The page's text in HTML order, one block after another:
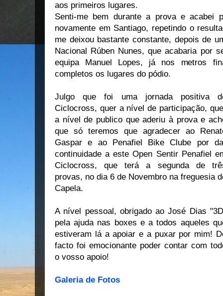
aos primeiros lugares.
Senti-me bem durante a prova e acabei
novamente em Santiago, repetindo o
me deixou bastante constante, depois de
Nacional Rúben Nunes, que acabaria por
equipa Manuel Lopes, já nos metros
completos os lugares do pódio.
Julgo que foi uma jornada positiva
Ciclocross, quer a nível de participação,
a nível de publico que aderiu à prova e
que só teremos que agradecer ao
Gaspar e ao Penafiel Bike Clube por
continuidade a este Open Sentir Penafiel
Ciclocross, que terá a segunda de
provas, no dia 6 de Novembro na freguesia
Capela.
A nível pessoal, obrigado ao José Dias
pela ajuda nas boxes e a todos aqueles
estiveram lá a apoiar e a puxar por mim!
facto foi emocionante poder contar com
o vosso apoio!
Galeria de Fotos